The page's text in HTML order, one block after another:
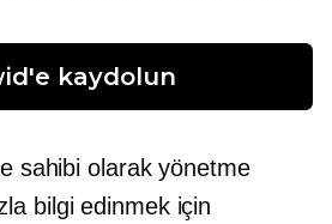
kaydolun
sahibi olarak yönetme
bilgi edinmek için